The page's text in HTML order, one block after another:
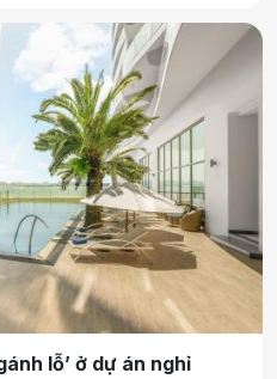
lỗ’ ở dự án nghỉ